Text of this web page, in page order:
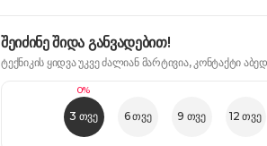
შეიძინე შიდა განვადებით!
ტექნიკის ყიდვა უკვე ძალიან მარტივია, კონტაქტი
0%
3 თვე 6 თვე 9 თვე 12 თვე